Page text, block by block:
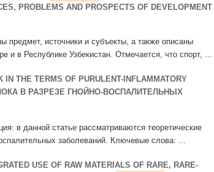
PROBLEMS AND PROSPECTS OF DEVELOPMENT
предмет, источники и субъекты, а также описаны
и в Республике Узбекистан. Отмечается, что спорт, ...
THE TERMS OF PURULENT-INFLAMMATORY
В РАЗРЕЗЕ ГНОЙНО-ВОСПАЛИТЕЛЬНЫХ
в данной статье рассматриваются теоретические
заболеваний. Ключевые слова: ...
USE OF RAW MATERIALS OF RARE, RARE-